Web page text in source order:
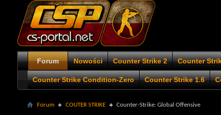
Forum Nowości Counter Strike 2 Counter
Counter Strike Condition-Zero Counter Strike 1.6
Forum COUTER STRIKE Counter-Strike: Global Offensive